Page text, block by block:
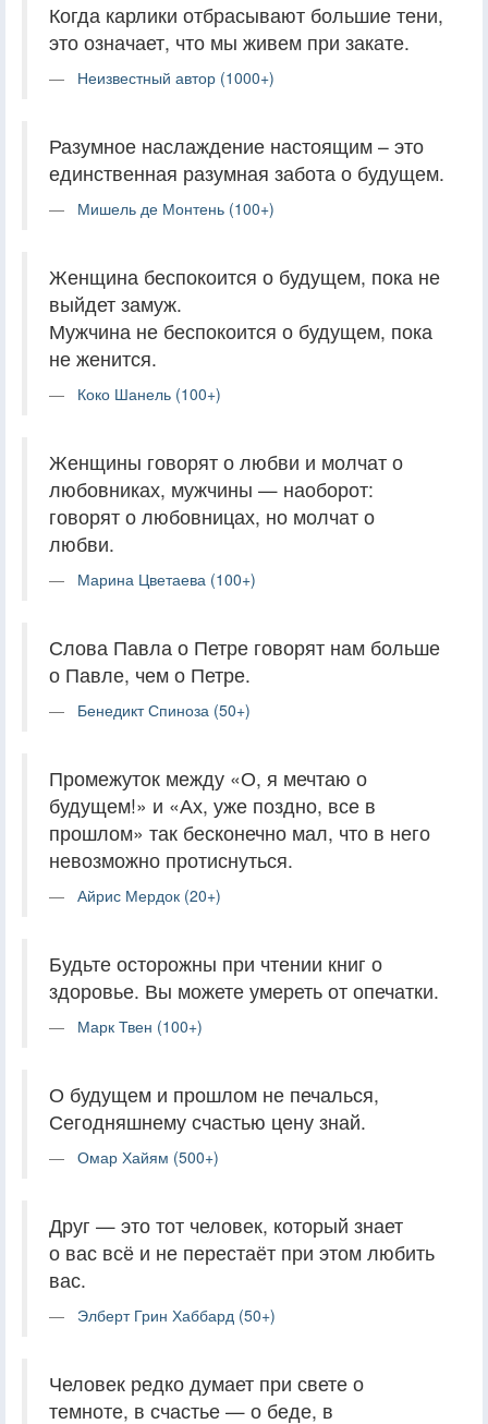
Когда карлики отбрасывают большие тени,
это означает, что мы живем при закате.
Неизвестный автор (1000+)
Разумное наслаждение настоящим – это
единственная разумная забота о будущем.
Мишель де Монтень (100+)
Женщина беспокоится о будущем, пока не
выйдет замуж.
Мужчина не беспокоится о будущем, пока
не женится.
Коко Шанель (100+)
Женщины говорят о любви и молчат о
любовниках, мужчины — наоборот:
говорят о любовницах, но молчат о
любви.
Марина Цветаева (100+)
Слова Павла о Петре говорят нам больше
о Павле, чем о Петре.
Бенедикт Спиноза (50+)
Промежуток между «О, я мечтаю о
будущем!» и «Ах, уже поздно, все в
прошлом» так бесконечно мал, что в него
невозможно протиснуться.
Айрис Мердок (20+)
Будьте осторожны при чтении книг о
здоровье. Вы можете умереть от опечатки.
Марк Твен (100+)
О будущем и прошлом не печалься,
Сегодняшнему счастью цену знай.
Омар Хайям (500+)
Друг — это тот человек, который знает
о вас всё и не перестаёт при этом любить
вас.
Элберт Грин Хаббард (50+)
Человек редко думает при свете о
темноте, в счастье — о беде, в